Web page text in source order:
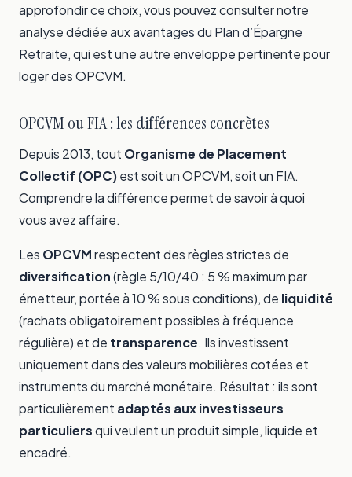
approfondir ce choix, vous pouvez consulter notre
analyse dédiée auxavantages du Plan d’Épargne
Retraite, qui est une autre enveloppe pertinente pour
loger des OPCVM.
OPCVM ou FIA : les différences concrètes
Depuis 2013, tout Organisme de Placement
Collectif (OPC)est soit un OPCVM, soit un FIA.
Comprendre la différence permet de savoir à quoi
vous avez affaire.
Les OPCVMrespectent des règles strictes de
diversification(règle 5/10/40 : 5 % maximum par
émetteur, portée à 10 % sous conditions), de liquidité
(rachats obligatoirement possibles à fréquence
régulière) et de transparence. Ils investissent
uniquement dans des valeurs mobilières cotées et
instruments du marché monétaire. Résultat : ils sont
particulièrement adaptés aux investisseurs
particuliersqui veulent un produit simple, liquide et
encadré.